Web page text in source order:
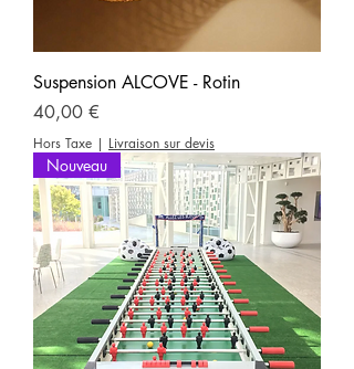
Suspension ALCOVE - Rotin
Prix
40,00 €
Hors Taxe | Livraison sur devis
Nouveau